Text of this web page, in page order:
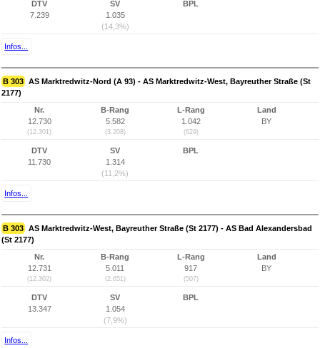
DTV
7.239
SV
1.035
(14,3%)
BPL
Infos...
B 303 AS Marktredwitz-Nord (A 93) - AS Marktredwitz-West, Bayreuther Straße (St
2177)
Nr.
12.730
(12.301)
B-Rang
5.582
(3.208)
L-Rang
1.042
(629)
Land
BY
DTV
11.730
SV
1.314
(11,2%)
BPL
Infos...
B 303 AS Marktredwitz-West, Bayreuther Straße (St 2177) - AS Bad Alexandersbad
(St 2177)
Nr.
12.731
(12.302)
B-Rang
5.011
(2.651)
L-Rang
917
(507)
Land
BY
DTV
13.347
SV
1.054
(7,9%)
BPL
Infos...